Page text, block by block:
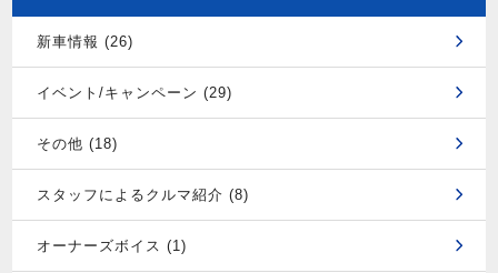
新車情報 (26)
イベント/キャンペーン (29)
その他 (18)
スタッフによるクルマ紹介 (8)
オーナーズボイス (1)